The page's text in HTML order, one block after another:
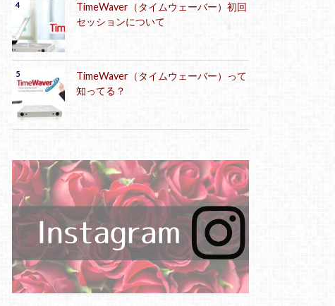
TimeWaver（タイムウェーバー）初回
セッションについて
TimeWaver（タイムウェーバー）って
知ってる？